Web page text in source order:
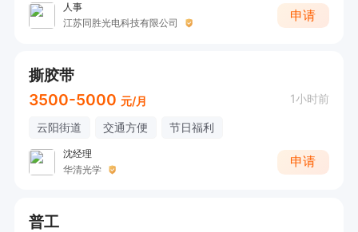
人事
江苏同胜光电科技有限公司
申请
撕胶带
3500-5000 元/月 1小时前
云阳街道 交通方便 节日福利
沈经理
华清光学
申请
普工